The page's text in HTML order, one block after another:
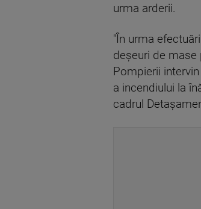
urma arderii.
"În urma
deşeuri de
Pompierii
a incendiului la
cadrul